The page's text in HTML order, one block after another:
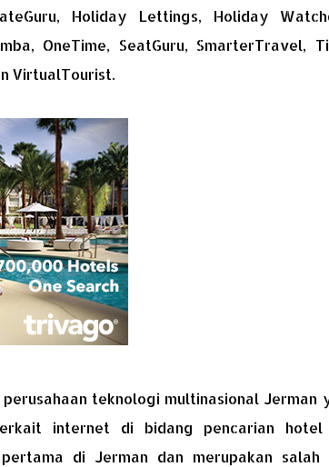
Holiday Lettings, Holiday
OneTime, SeatGuru, SmarterTravel,
VirtualTourist.
teknologi multinasional Jerman
internet di bidang pencarian hotel
di Jerman dan merupakan salah